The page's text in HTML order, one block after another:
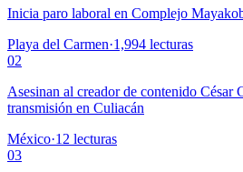
Inicia paro laboral en Complejo
Playa del Carmen·1,994 lecturas
02
Asesinan al creador de contenido César
transmisión en Culiacán
México·12 lecturas
03